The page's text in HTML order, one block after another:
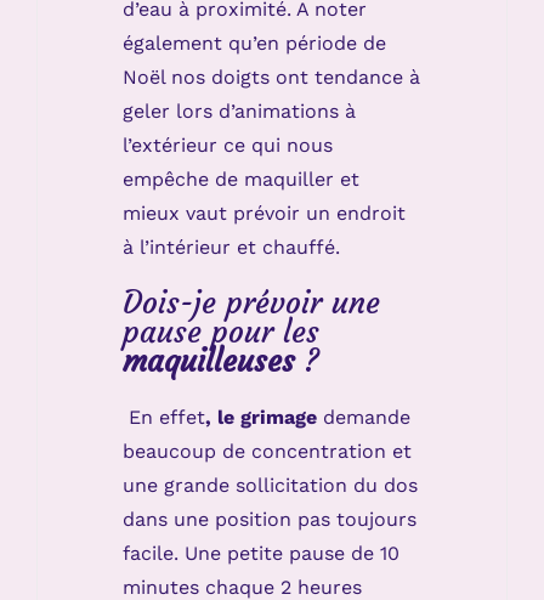
d’eau à proximité. A noter
également qu’en période de
Noël nos doigts ont tendance à
geler lors d’animations à
l’extérieur ce qui nous
empêche de maquiller et
mieux vaut prévoir un endroit
à l’intérieur et chauffé.
Dois-je prévoir une
pause pour les
maquilleuses?
En effet, le grimage demande
beaucoup de concentration et
une grande sollicitation du dos
dans une position pas toujours
facile. Une petite pause de 10
minutes chaque 2 heures